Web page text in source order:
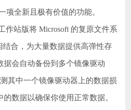
项全新且极有价值的功能。
站版将 Microsoft 的复原文件系
结合，为大量数据提供高弹性存
据会自动备份到多个镜像驱动
其中一个镜像驱动器上的数据损
数据以确保你使用正常数据。